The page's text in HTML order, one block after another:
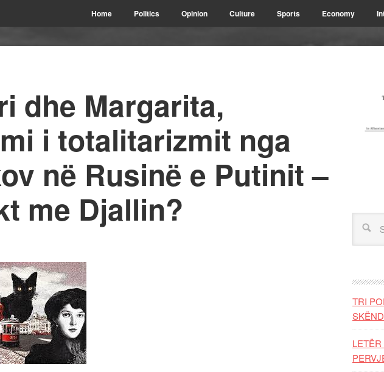
Home Politics Opinion Culture Sports Economy
dhe Margarita,
i totalitarizmit nga
në Rusinë e Putinit –
me Djallin?
TRI